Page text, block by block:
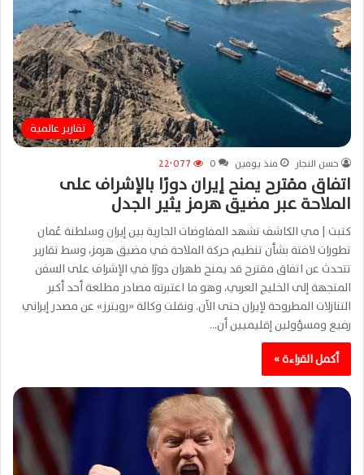
تقارير عالمية
حسن النجار منذ يومين 0 22٬077
اتفاق مقترح يمنح إيران دورًا بالإشراف على
الملاحة عبر مضيق هرمز يثير الجدل
كتبت | مي الكاشف تشهد المفاوضات الجارية بين إيران وسلطنة عُمان
تطورات لافتة بشأن تنظيم حركة الملاحة في مضيق هرمز، وسط تقارير
تتحدث عن اتفاق مقترح قد يمنح طهران دورًا في الإشراف على السفن
المتجهة إلى الخليج العربي، وهو ما اعتبرته مصادر مطلعة أحد أكبر
التنازلات المطروحة لإيران حتى الآن. ونقلت وكالة «رويترز» عن مصدر إيراني
رفيع ومسؤولين إقليميين أن…
أكمل القراءة »